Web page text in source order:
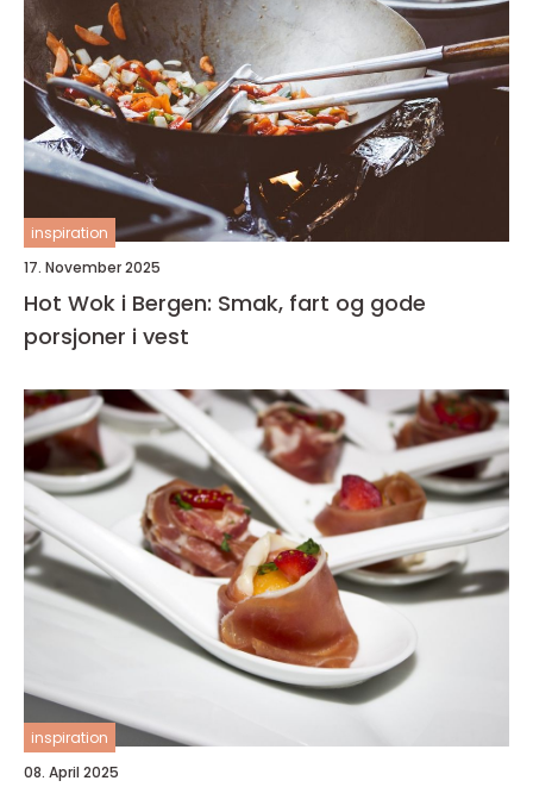
inspiration
17. November 2025
Hot Wok i Bergen: Smak, fart og gode
porsjoner i vest
inspiration
08. April 2025